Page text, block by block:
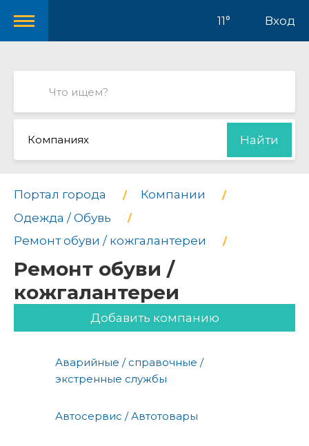
11° Вход
Компаниях Найти
Портал города
Компании
Одежда / Обувь
Ремонт обуви / кожгалантереи
Ремонт обуви /
кожгалантереи
Добавить компанию
Аварийные / справочные /
экстренные службы
Автосервис / Автотовары